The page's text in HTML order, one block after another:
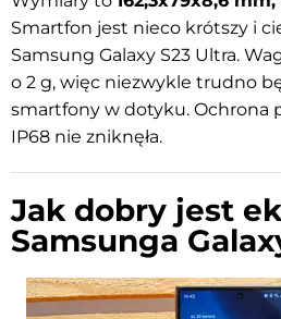
Smartfon jest nieco krótszy i
Samsung Galaxy S23 Ultra.
o 2 g, więc niezwykle trudno
smartfony w dotyku. Ochrona
IP68 nie zniknęła.
Jak dobry jest
Samsunga